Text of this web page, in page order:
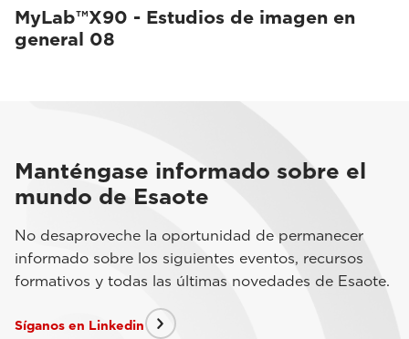
MyLab™X90 - Estudios de imagen en
general 08
Manténgase informado sobre el
mundo de Esaote
No desaproveche la oportunidad de permanecer
informado sobre los siguientes eventos, recursos
formativos y todas las últimas novedades de Esaote.
Síganos en Linkedin